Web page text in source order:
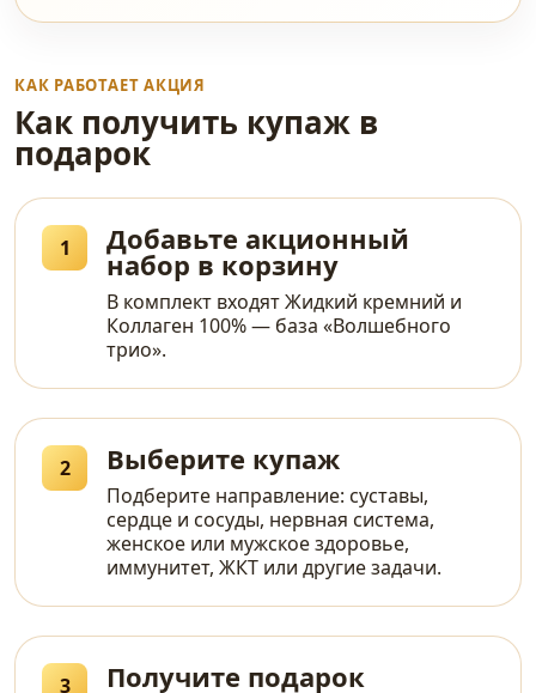
КАК РАБОТАЕТ АКЦИЯ
Как получить купаж в
подарок
1 Добавьте акционный
набор в корзину
В комплект входят Жидкий кремний и
Коллаген 100% — база «Волшебного
трио».
2 Выберите купаж
Подберите направление: суставы,
сердце и сосуды, нервная система,
женское или мужское здоровье,
иммунитет, ЖКТ или другие задачи.
3 Получите подарок